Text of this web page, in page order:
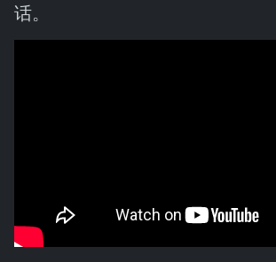
话。